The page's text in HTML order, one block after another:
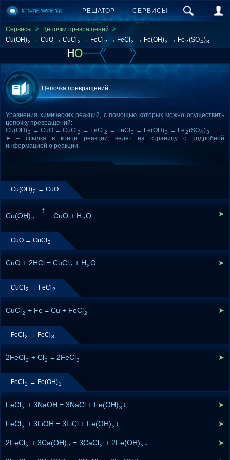
РЕШАТОР СЕРВИСЫ
Сервисы
Цепочки превращений
Cu(OH)2 → CuO → CuCl 2 → FeCl 2 → FeCl 3 → Fe(OH)3 → Fe2(SO4)3
Цепочка превращений
Уравнения химических реакций, с помощью которых можно осуществить
цепочку превращений:
Cu(OH)2 → CuO → CuCl 2 → FeCl 2 → FeCl 3 → Fe(OH)3 → Fe2(SO4)3 .
➤ – ссылка в конце реакции, ведет на страницу с подробной
информацией о реакции.
Cu(OH)2 → CuO
Cu(OH)2 =
t
=t CuO + H 2 O ➤
CuO → CuCl2
CuO + 2HCl = CuCl2 + H2O ➤
CuCl2 → FeCl2
CuCl2 + Fe = Cu + FeCl2 ➤
FeCl2 → FeCl3
2FeCl2 + Cl2 = 2FeCl3 ➤
FeCl3 → Fe(OH)3
FeCl3 + 3NaOH = 3NaCl + Fe(OH)3 ↓ ➤
FeCl3 + 3LiOH = 3LiCl + Fe(OH)3 ↓ ➤
2FeCl3 + 3Ca(OH)2 = 3CaCl2 + 2Fe(OH)3 ↓ ➤